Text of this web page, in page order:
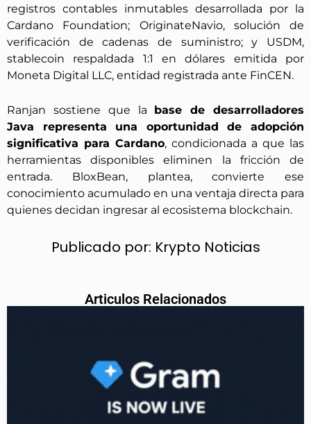
registros contables inmutables desarrollada por la
Cardano Foundation; OriginateNavio, solución de
verificación de cadenas de suministro; y USDM,
stablecoin respaldada 1:1 en dólares emitida por
Moneta Digital LLC, entidad registrada ante FinCEN.
Ranjan sostiene que la base de desarrolladores
Java representa una oportunidad de adopción
significativa para Cardano, condicionada a que las
herramientas disponibles eliminen la fricción de
entrada. BloxBean, plantea, convierte ese
conocimiento acumulado en una ventaja directa para
quienes decidan ingresar al ecosistema blockchain.
Publicado por: Krypto Noticias
Articulos Relacionados